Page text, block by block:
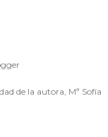
de la autora, Mª Sofía